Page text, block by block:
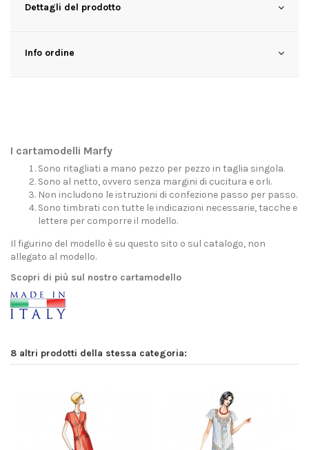
Dettagli del prodotto
Info ordine
I cartamodelli Marfy
Sono ritagliati a mano pezzo per pezzo in taglia singola.
Sono al netto, ovvero senza margini di cucitura e orli.
Non includono le istruzioni di confezione passo per passo.
Sono timbrati con tutte le indicazioni necessarie, tacche e
lettere per comporre il modello.
Il figurino del modello è su questo sito o sul catalogo, non
allegato al modello.
Scopri di più sul nostro cartamodello
8 altri prodotti della stessa categoria: